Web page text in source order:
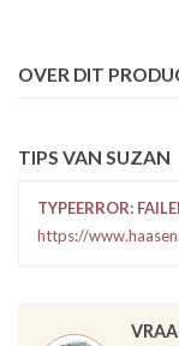
OVER DIT
TIPS VAN SUZAN
TYPEERROR:
https://